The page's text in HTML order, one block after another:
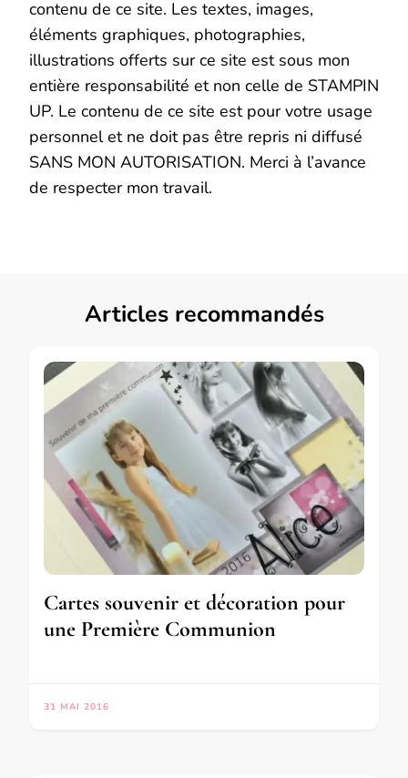
contenu de ce site. Les textes, images,
éléments graphiques, photographies,
illustrations offerts sur ce site est sous mon
entière responsabilité et non celle de STAMPIN
UP. Le contenu de ce site est pour votre usage
personnel et ne doit pas être repris ni diffusé
SANS MON AUTORISATION. Merci à l’avance
de respecter mon travail.
Articles recommandés
Cartes souvenir et décoration pour
une Première Communion
31 MAI 2016